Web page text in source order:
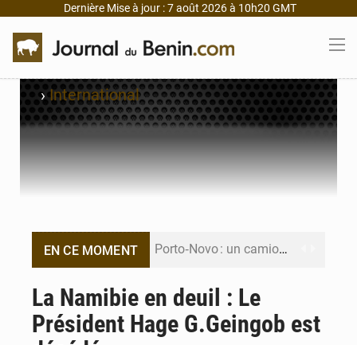
Dernière Mise à jour : 7 août 2026 à 10h20 GMT
›International
EN CE MOMENT Porto‑Novo : un camion de produits pétroliers embrase Avakpa
Bénin : Djogbénou inspecte le chantier du siège de l’Assemblée
La Namibie en deuil : Le
Président Hage G.Geingob est